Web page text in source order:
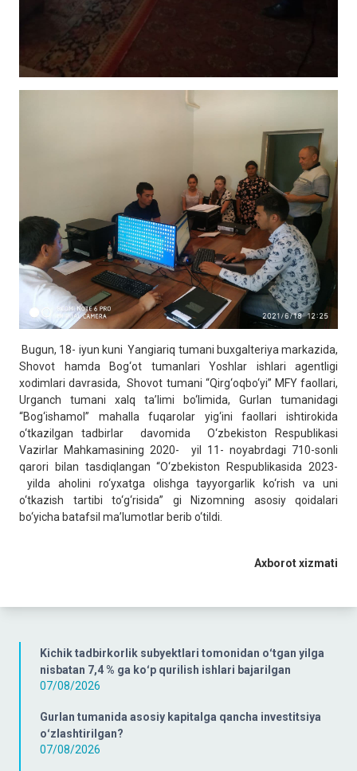
Kichik tadbirkorlik subyektlari tomonidan oʻtgan yilga
nisbatan 7,4 % ga koʻp qurilish ishlari bajarilgan
07/08/2026
Gurlan tumanida asosiy kapitalga qancha investitsiya
oʻzlashtirilgan?
07/08/2026
Bugun, 18- iyun kuni Yangiariq tumani buxgalteriya markazida,
Shovot hamda Bog‘ot tumanlari Yoshlar ishlari agentligi
xodimlari davrasida, Shovot tumani “Qirg‘oqbo‘yi” MFY faollari,
Urganch tumani xalq ta’limi bo‘limida, Gurlan tumanidagi
“Bog‘ishamol” mahalla fuqarolar yig‘ini faollari ishtirokida
o‘tkazilgan tadbirlar davomida O‘zbekiston Respublikasi
Vazirlar Mahkamasining 2020- yil 11- noyabrdagi 710-sonli
qarori bilan tasdiqlangan “O‘zbekiston Respublikasida 2023-
yilda aholini ro‘yxatga olishga tayyorgarlik ko‘rish va uni
o‘tkazish tartibi to‘g‘risida” gi Nizomning asosiy qoidalari
bo‘yicha batafsil ma’lumotlar berib o‘tildi.
Axborot xizmati